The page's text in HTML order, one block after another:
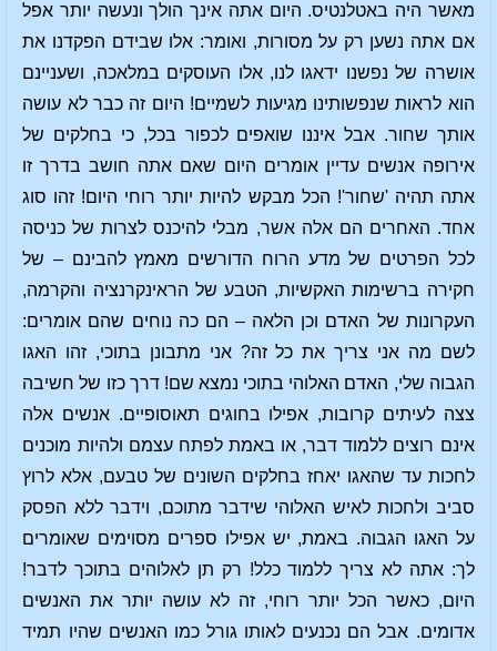
מאשר היה באטלנטיס. היום אתה אינך הולך ונעשה יותר אפל
אם אתה נשען רק על מסורות, ואומר: אלו שבידם הפקדנו את
אושרה של נפשנו ידאגו לנו, אלו העוסקים במלאכה, ושעניינם
הוא לראות שנפשותינו מגיעות לשמיים! היום זה כבר לא עושה
אותך שחור. אבל איננו שואפים לכפור בכל, כי בחלקים של
אירופה אנשים עדיין אומרים היום שאם אתה חושב בדרך זו
אתה תהיה 'שחור'! הכל מבקש להיות יותר רוחי היום! זהו סוג
אחד. האחרים הם אלה אשר, מבלי להיכנס לצרות של כניסה
לכל הפרטים של מדע הרוח הדורשים מאמץ להבינם – של
חקירה ברשימות האקשיות, הטבע של הראינקרנציה והקרמה,
העקרונות של האדם וכן הלאה – הם כה נוחים שהם אומרים:
לשם מה אני צריך את כל זה? אני מתבונן בתוכי, זהו האגו
הגבוה שלי, האדם האלוהי בתוכי נמצא שם! דרך כזו של חשיבה
צצה לעיתים קרובות, אפילו בחוגים תאוסופיים. אנשים אלה
אינם רוצים ללמוד דבר, או באמת לפתח עצמם ולהיות מוכנים
לחכות עד שהאגו יאחז בחלקים השונים של טבעם, אלא לרוץ
סביב ולחכות לאיש האלוהי שידבר מתוכם, וידבר ללא הפסק
על האגו הגבוה. באמת, יש אפילו ספרים מסוימים שאומרים
לך: אתה לא צריך ללמוד כלל! רק תן לאלוהים בתוכך לדבר!
היום, כאשר הכל יותר רוחי, זה לא עושה יותר את האנשים
אדומים. אבל הם נכנעים לאותו גורל כמו האנשים שהיו תמיד